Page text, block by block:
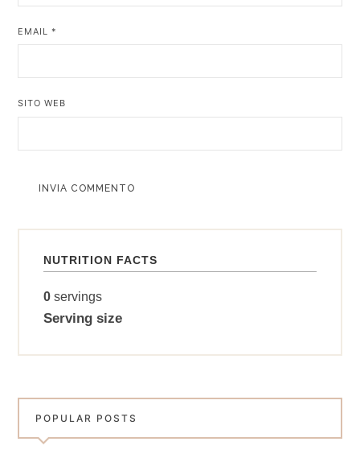
EMAIL*
SITO WEB
NUTRITION FACTS
0 servings
Serving size
POPULAR POSTS